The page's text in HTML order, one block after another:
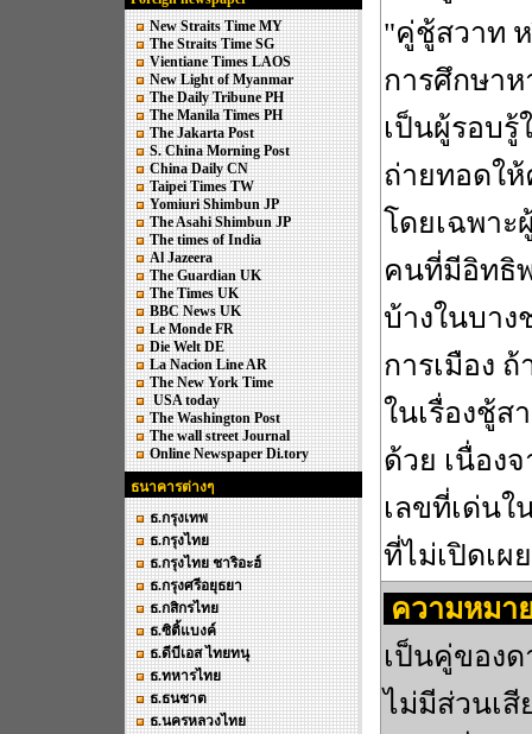
New Straits Time MY
The Straits Time SG
Vientiane Times LAOS
New Light of Myanmar
The Daily Tribune PH
The Manila Times PH
The Jakarta Post
S. China Morning Post
China Daily CN
Taipei Times TW
Yomiuri Shimbun JP
The Asahi Shimbun JP
The times of India
Al Jazeera
The Guardian UK
The Times UK
BBC News UK
Le Monde FR
Die Welt DE
La Nacion Line AR
The New York Time
USA today
The Washington Post
The wall street Journal
Online Newspaper Di.tory
ธนาคารต่างๆ
ธ.กรุงเทพ
ธ.กรุงไทย
ธ.กรุงไทย ชาริอะฮ์
ธ.กรุงศรีอยุธยา
ธ.กสิกรไทย
ธ.ซิติ้แบงค์
ธ.ดีบีเอส ไทยทนุ
ธ.ทหารไทย
ธ.ธนชาต
ธ.นครหลวงไทย
"คู่ชู้สวาท
การศึกษาห
เป็นผู้รอบรู้
ถ่ายทอดใ
โดยเฉพา
คนที่มีอิทธิ
บ้างในบาง
การเมือง
ในเรื่องชู้ส
ด้วย เนื่อง
เลขที่เด่น
ที่ไม่เปิดเผย
ความหมา
เป็นคู่ของ
ไม่มีส่วนเสี